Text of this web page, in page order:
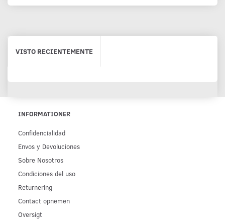
VISTO RECIENTEMENTE
INFORMATIONER
Confidencialidad
Env­os y Devoluciones
Sobre Nosotros
Condiciones del uso
Returnering
Contact opnemen
Oversigt